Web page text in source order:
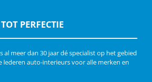
PERFECTIE
al meer dan 30 jaar dé specialist op het gebied
lederen auto-interieurs voor alle merken en